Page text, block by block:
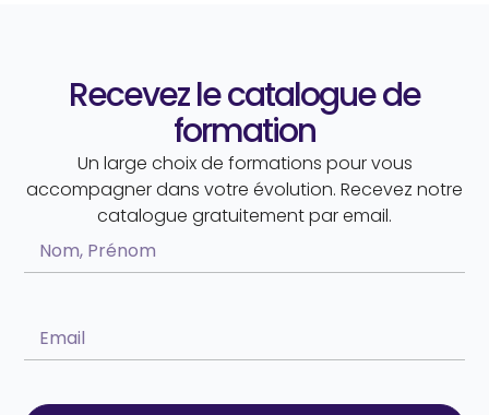
Recevez le catalogue de
formation
Un large choix de formations pour vous
accompagner dans votre évolution. Recevez notre
catalogue gratuitement par email.